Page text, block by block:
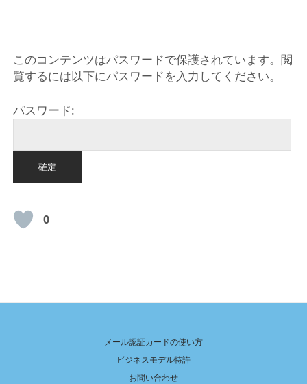
このコンテンツはパスワードで保護されています。閲
覧するには以下にパスワードを入力してください。
パスワード:
0
メール認証カードの使い方
ビジネスモデル特許
お問い合わせ